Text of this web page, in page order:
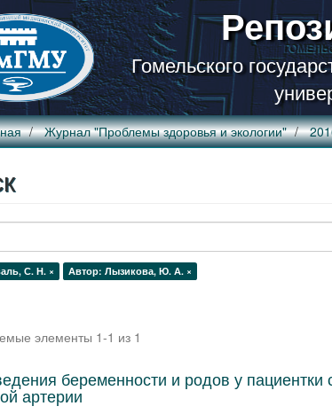
Гомельского
Журнал "Проблемы здоровья и экологии"
С. Н. × Автор: Лызикова, Ю. А. ×
элементы 1-1 из 1
беременности и родов у пациентки
артерии